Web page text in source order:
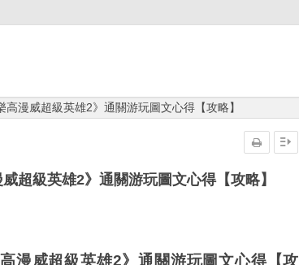
漫威超級英雄2》通關游玩圖文心得【攻略】
超級英雄2》通關游玩圖文心得【攻略】
漫威超級英雄2》通關游玩圖文心得【攻